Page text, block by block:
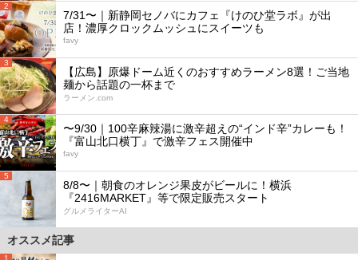
2
7/31〜｜新静岡セノバにカフェ『けのひ堂ラボ』が出
店！濃厚クロックムッシュにスイーツも
favy
3
【広島】原爆ドーム近くのおすすめラーメン8選！ご当地
麺から話題の一杯まで
ラーメン.com
4
〜9/30｜100辛麻辣湯に激辛超えの“インド辛”カレーも！
『富山北口横丁』で激辛フェス開催中
favy
5
8/8〜｜朝食のオレンジ果皮がビールに！横浜
『2416MARKET』等で限定販売スタート
グルメライターAI
オススメ記事
1